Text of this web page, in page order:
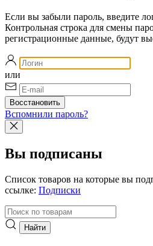
Если вы забыли пароль, введите
Контрольная строка для смены
регистрационные данные, будут
или
Вспомнили пароль?
Вы подписаны
Список товаров на которые вы
ссылке: Подписки